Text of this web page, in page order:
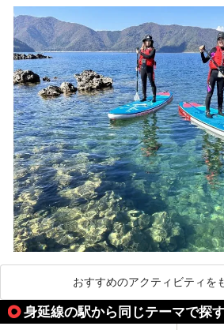
おすすめのアクティビティを
身延線の駅から同じテーマで探